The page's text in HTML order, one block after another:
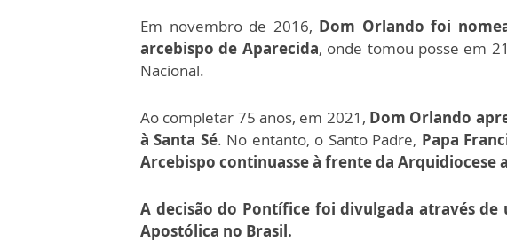
Em novembro de 2016, Dom Orlando foi
arcebispo de Aparecida, onde tomou posse em
Nacional.
Ao completar 75 anos, em 2021, Dom Orlando
à Santa Sé. No entanto, o Santo Padre, Papa
Arcebispo continuasse à frente da Arquidiocese
A decisão do Pontífice foi divulgada através
Apostólica no Brasil.